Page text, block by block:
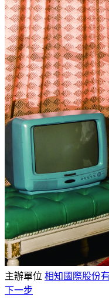
主辦單位 相知國際股份
下一步